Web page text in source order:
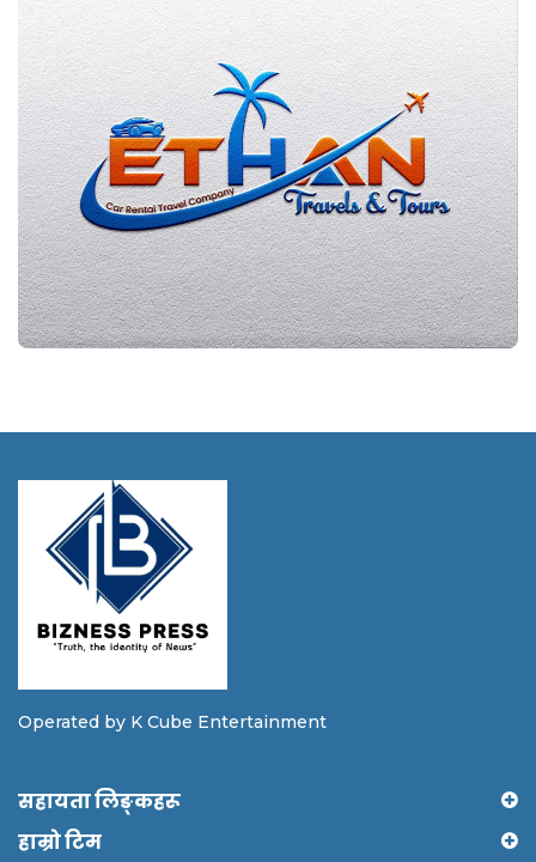
Operated by K Cube Entertainment
सहायता लिङ्कहरू
हाम्रो टिम